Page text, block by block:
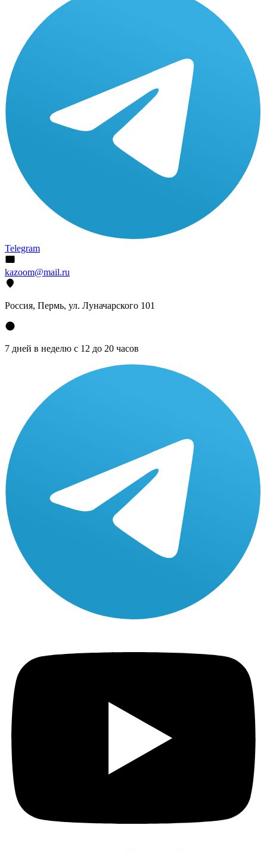
Telegram
kazoom@mail.ru
Россия, Пермь, ул. Луначарского 101
7 дней в неделю с 12 до 20 часов